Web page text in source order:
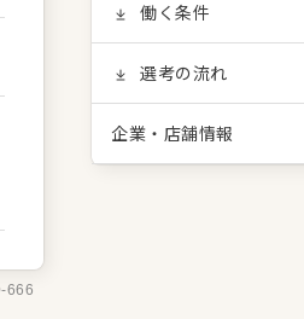
666
働く条件
選考の流れ
企業・店舗情報